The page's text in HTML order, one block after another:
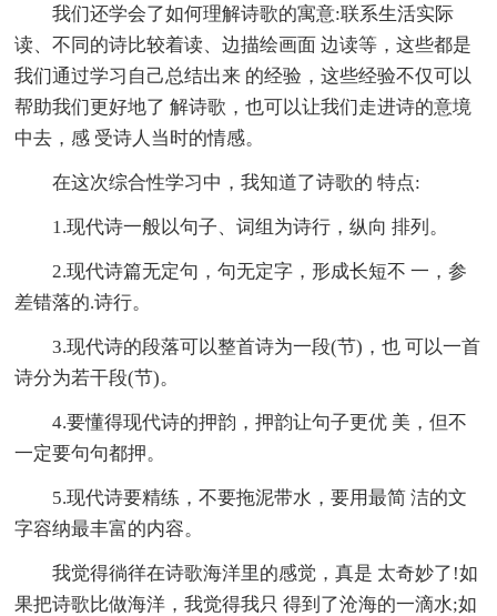
我们还学会了如何理解诗歌的寓意:联系生活实际
读、不同的诗比较着读、边描绘画面 边读等，这些都是
我们通过学习自己总结出来 的经验，这些经验不仅可以
帮助我们更好地了 解诗歌，也可以让我们走进诗的意境
中去，感 受诗人当时的情感。
在这次综合性学习中，我知道了诗歌的 特点:
1.现代诗一般以句子、词组为诗行，纵向 排列。
2.现代诗篇无定句，句无定字，形成长短不 一，参
差错落的.诗行。
3.现代诗的段落可以整首诗为一段(节)，也 可以一首
诗分为若干段(节)。
4.要懂得现代诗的押韵，押韵让句子更优 美，但不
一定要句句都押。
5.现代诗要精练，不要拖泥带水，要用最简 洁的文
字容纳最丰富的内容。
我觉得徜徉在诗歌海洋里的感觉，真是 太奇妙了!如
果把诗歌比做海洋，我觉得我只 得到了沧海的一滴水;如